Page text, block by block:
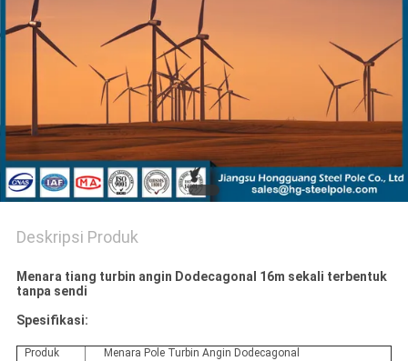
KEBIJAKAN
PRIBADI
Deskripsi Produk
Menara tiang turbin angin Dodecagonal 16m sekali terbentuk
tanpa sendi
Spesifikasi:
Produk
Menara Pole Turbin Angin Dodecagonal